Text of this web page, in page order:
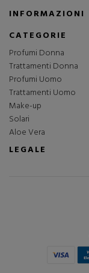
INFORMAZIONI
CATEGORIE
Profumi Donna
Trattamenti Donna
Profumi Uomo
Trattamenti Uomo
Make-up
Solari
Aloe Vera
LEGALE